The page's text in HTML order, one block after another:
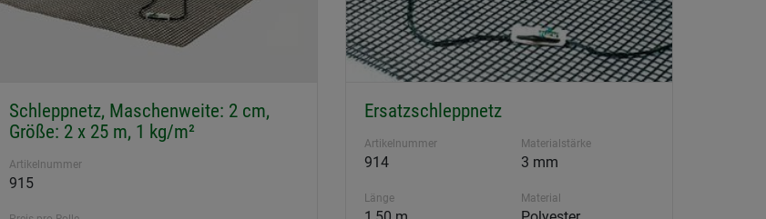
Schleppnetz, Maschenweite: 2 cm,
Größe: 2 x 25 m, 1 kg/m²
Artikelnummer
915
Ersatzschleppnetz
Artikelnummer
914
Materialstärke
3 mm
Länge Material